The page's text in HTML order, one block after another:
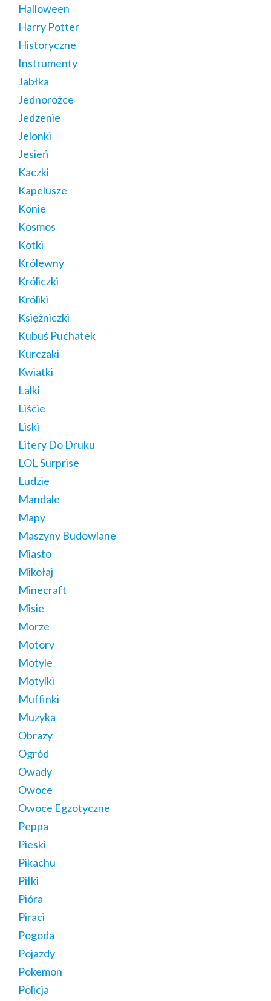
Halloween
Harry Potter
Historyczne
Instrumenty
Jabłka
Jednorożce
Jedzenie
Jelonki
Jesień
Kaczki
Kapelusze
Konie
Kosmos
Kotki
Królewny
Króliczki
Króliki
Księżniczki
Kubuś Puchatek
Kurczaki
Kwiatki
Lalki
Liście
Liski
Litery Do Druku
LOL Surprise
Ludzie
Mandale
Mapy
Maszyny Budowlane
Miasto
Mikołaj
Minecraft
Misie
Morze
Motory
Motyle
Motylki
Muffinki
Muzyka
Obrazy
Ogród
Owady
Owoce
Owoce Egzotyczne
Peppa
Pieski
Pikachu
Piłki
Pióra
Piraci
Pogoda
Pojazdy
Pokemon
Policja